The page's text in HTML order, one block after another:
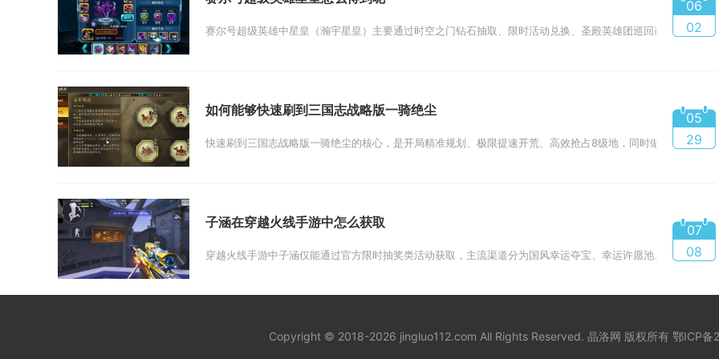
赛尔号超级英雄中星皇（瀚宇星皇）主要通过时空之门钻石抽取、限时活动兑换、圣殿英雄团巡回获取，零氪玩
06
02
如何能够快速刷到三国志战略版一骑绝尘
快速刷到三国志战略版一骑绝尘的核心，是开局精准规划、极限提速开荒、高效抢占8级地，同时做好资源、武
05
29
子涵在穿越火线手游中怎么获取
穿越火线手游中子涵仅能通过官方限时抽奖类活动获取，主流渠道分为国风幸运夺宝、幸运许愿池、道聚城专属
07
08
Copyright © 2018-2026 jingluo112.com All Rights Reserved. 晶洛网 版权所有 鄂ICP备